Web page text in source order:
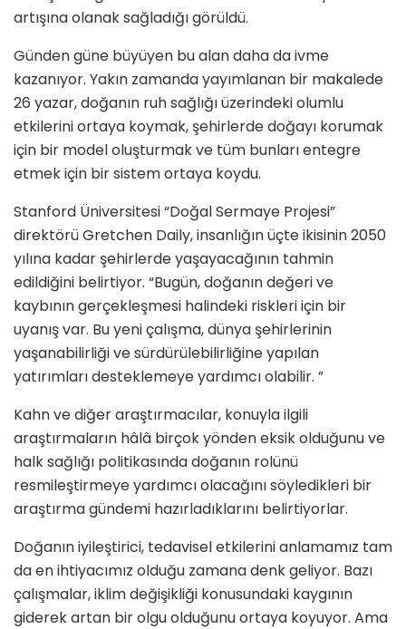
artışına olanak sağladığı görüldü.
Günden güne büyüyen bu alan daha da ivme
kazanıyor. Yakın zamanda yayımlanan bir makalede
26 yazar, doğanın ruh sağlığı üzerindeki olumlu
etkilerini ortaya koymak, şehirlerde doğayı korumak
için bir model oluşturmak ve tüm bunları entegre
etmek için bir sistem ortaya koydu.
Stanford Üniversitesi “Doğal Sermaye Projesi”
direktörü Gretchen Daily, insanlığın üçte ikisinin 2050
yılına kadar şehirlerde yaşayacağının tahmin
edildiğini belirtiyor. “Bugün, doğanın değeri ve
kaybının gerçekleşmesi halindeki riskleri için bir
uyanış var. Bu yeni çalışma, dünya şehirlerinin
yaşanabilirliği ve sürdürülebilirliğine yapılan
yatırımları desteklemeye yardımcı olabilir. ”
Kahn ve diğer araştırmacılar, konuyla ilgili
araştırmaların hâlâ birçok yönden eksik olduğunu ve
halk sağlığı politikasında doğanın rolünü
resmileştirmeye yardımcı olacağını söyledikleri bir
araştırma gündemi hazırladıklarını belirtiyorlar.
Doğanın iyileştirici, tedavisel etkilerini anlamamız tam
da en ihtiyacımız olduğu zamana denk geliyor. Bazı
çalışmalar, iklim değişikliği konusundaki kaygının
giderek artan bir olgu olduğunu ortaya koyuyor. Ama